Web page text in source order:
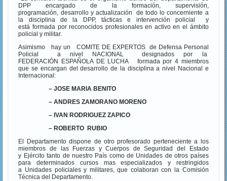
DPP encargado de la formación, supervisión,
programación, desarrollo y actualización de todo lo concerniente a
la disciplina de la DPP, tácticas e intervención policial y
está formada por reconocidos profesionales en activo en el ámbito
policial y militar.
Asimismo hay un COMITE DE EXPERTOS de Defensa Personal
Policial a nivel NACIONAL designados por la
FEDERACIÓN ESPAÑOLA DE LUCHA formada por 4 miembros
que se encargan del desarrollo de la disciplina a nivel Nacional e
Internacional:
– JOSE MARIA BENITO
– ANDRES ZAMORANO MORENO
– IVAN RODRIGUEZ ZAPICO
– ROBERTO RUBIO
El Departamento dispone de otro profesorado perteneciente a los
miembros de las Fuerzas y Cuerpos de Seguridad del Estado
y Ejército tanto de nuestro País como de Unidades de otros países
para determinados cursos mas especializados y restringidos
a Unidades policiales y militares, que colaboran con la Comisión
Técnica del Departamento.